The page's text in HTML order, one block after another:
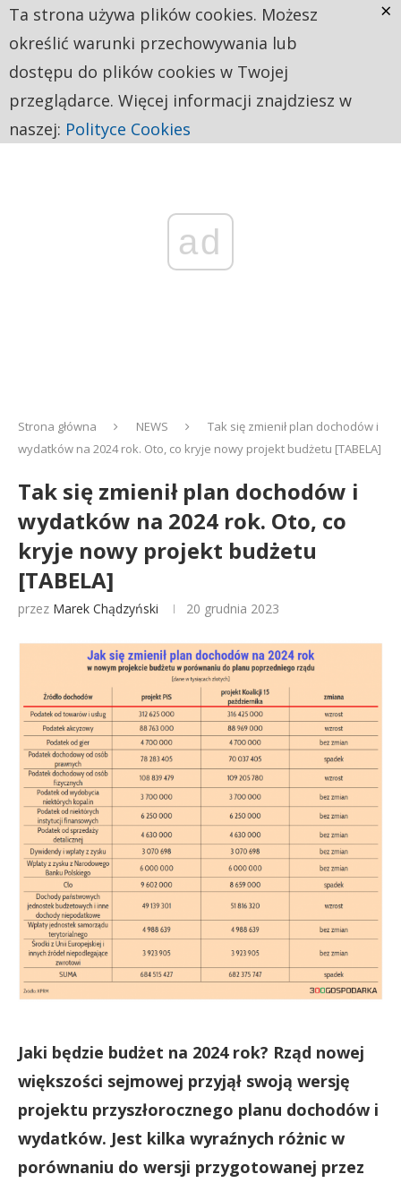
ad
Strona główna NEWS
Tak się zmienił plan dochodów i
wydatków na 2024 rok. Oto, co kryje nowy projekt budżetu [TABELA]
Tak się zmienił plan dochodów i
wydatków na 2024 rok. Oto, co
kryje nowy projekt budżetu
[TABELA]
przez Marek Chądzyński 20 grudnia 2023
Jaki będzie budżet na 2024 rok? Rząd nowej
większości sejmowej przyjął swoją wersję
projektu przyszłorocznego planu dochodów i
wydatków. Jest kilka wyraźnych różnic w
porównaniu do wersji przygotowanej przez
Ta strona używa plików cookies. Możesz
określić warunki przechowywania lub
dostępu do plików cookies w Twojej
przeglądarce. Więcej informacji znajdziesz w
naszej: Polityce Cookies
×